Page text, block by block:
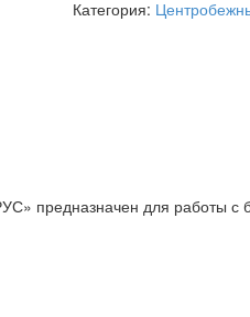
Категория:
предназначен для работы